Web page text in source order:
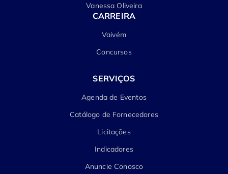
Vanessa Oliveira
CARREIRA
Vaivém
Concursos
SERVIÇOS
Agenda de Eventos
Catálogo de Fornecedores
Licitações
Indicadores
Anuncie Conosco